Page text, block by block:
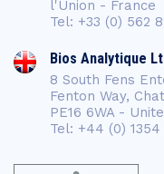
l'Union - France
Tel: +33 (0) 562
Bios Analytique
8 South Fens
Fenton Way,
PE16 6WA -
Tel: +44 (0)